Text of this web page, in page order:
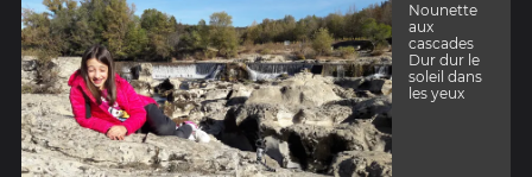
Nounette
aux
cascades
Dur dur le
soleil dans
les yeux